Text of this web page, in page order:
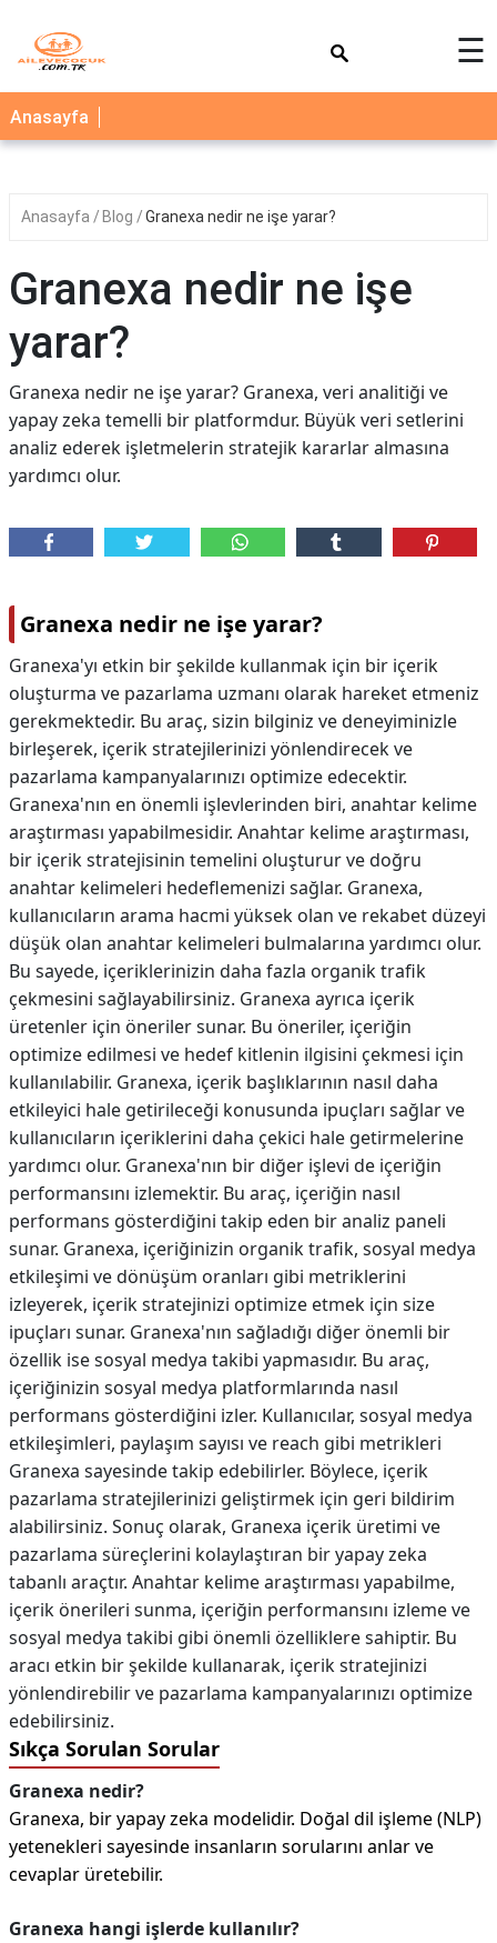
AİLE
ÇOCUK
SAĞLIK
BLOG
FAYDALI
YEMEK
TARİFLERİ
☰
Anasayfa
Anasayfa Blog Granexa nedir ne işe yarar?
Granexa nedir ne işe
yarar?
Granexa nedir ne işe yarar? Granexa, veri analitiği ve
yapay zeka temelli bir platformdur. Büyük veri setlerini
analiz ederek işletmelerin stratejik kararlar almasına
yardımcı olur.
Granexa nedir ne işe yarar?
Granexa'yı etkin bir şekilde kullanmak için bir içerik
oluşturma ve pazarlama uzmanı olarak hareket etmeniz
gerekmektedir. Bu araç, sizin bilginiz ve deneyiminizle
birleşerek, içerik stratejilerinizi yönlendirecek ve
pazarlama kampanyalarınızı optimize edecektir.
Granexa'nın en önemli işlevlerinden biri, anahtar kelime
araştırması yapabilmesidir. Anahtar kelime araştırması,
bir içerik stratejisinin temelini oluşturur ve doğru
anahtar kelimeleri hedeflemenizi sağlar. Granexa,
kullanıcıların arama hacmi yüksek olan ve rekabet düzeyi
düşük olan anahtar kelimeleri bulmalarına yardımcı olur.
Bu sayede, içeriklerinizin daha fazla organik trafik
çekmesini sağlayabilirsiniz. Granexa ayrıca içerik
üretenler için öneriler sunar. Bu öneriler, içeriğin
optimize edilmesi ve hedef kitlenin ilgisini çekmesi için
kullanılabilir. Granexa, içerik başlıklarının nasıl daha
etkileyici hale getirileceği konusunda ipuçları sağlar ve
kullanıcıların içeriklerini daha çekici hale getirmelerine
yardımcı olur. Granexa'nın bir diğer işlevi de içeriğin
performansını izlemektir. Bu araç, içeriğin nasıl
performans gösterdiğini takip eden bir analiz paneli
sunar. Granexa, içeriğinizin organik trafik, sosyal medya
etkileşimi ve dönüşüm oranları gibi metriklerini
izleyerek, içerik stratejinizi optimize etmek için size
ipuçları sunar. Granexa'nın sağladığı diğer önemli bir
özellik ise sosyal medya takibi yapmasıdır. Bu araç,
içeriğinizin sosyal medya platformlarında nasıl
performans gösterdiğini izler. Kullanıcılar, sosyal medya
etkileşimleri, paylaşım sayısı ve reach gibi metrikleri
Granexa sayesinde takip edebilirler. Böylece, içerik
pazarlama stratejilerinizi geliştirmek için geri bildirim
alabilirsiniz. Sonuç olarak, Granexa içerik üretimi ve
pazarlama süreçlerini kolaylaştıran bir yapay zeka
tabanlı araçtır. Anahtar kelime araştırması yapabilme,
içerik önerileri sunma, içeriğin performansını izleme ve
sosyal medya takibi gibi önemli özelliklere sahiptir. Bu
aracı etkin bir şekilde kullanarak, içerik stratejinizi
yönlendirebilir ve pazarlama kampanyalarınızı optimize
edebilirsiniz.
Sıkça Sorulan Sorular
Granexa nedir?
Granexa, bir yapay zeka modelidir. Doğal dil işleme (NLP)
yetenekleri sayesinde insanların sorularını anlar ve
cevaplar üretebilir.
Granexa hangi işlerde kullanılır?